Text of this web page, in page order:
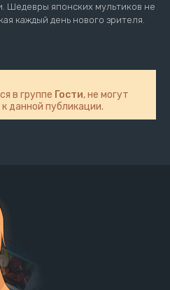
Шедевры японских мультиков не
каждый день нового зрителя.
в группе Гости, не могут
данной публикации.